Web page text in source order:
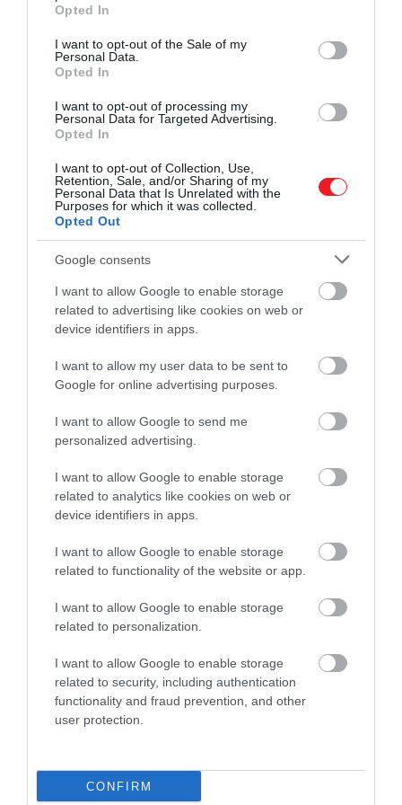
use your data for below specified purposes in below Google
consent section.
Opted In
I want to opt-out of the Sale of my
Personal Data.
Opted In
I want to opt-out of processing my
Personal Data for Targeted Advertising.
Opted In
I want to opt-out of Collection, Use,
Retention, Sale, and/or Sharing of my
Personal Data that Is Unrelated with the
Purposes for which it was collected.
Opted Out
Google consents
I want to allow Google to enable storage
related to advertising like cookies on web or
device identifiers in apps.
I want to allow my user data to be sent to
Google for online advertising purposes.
I want to allow Google to send me
personalized advertising.
I want to allow Google to enable storage
related to analytics like cookies on web or
device identifiers in apps.
I want to allow Google to enable storage
related to functionality of the website or app.
I want to allow Google to enable storage
related to personalization.
I want to allow Google to enable storage
related to security, including authentication
functionality and fraud prevention, and other
user protection.
CONFIRM
Wikimedia
Az agyhullámok mérésével a tudósok azt is
felfedezték, hogy a prekuneus – az agynak az a
része, amely a tudatosságot és a személyes
identitást irányítja – volt a legjobban stimulálva.
Ez volt az első ismert tanulmány, amely EEG és MRI
agyszkennerrel mérte a műalkotásokra adott
Olvasd el ezt is! Több milliárdért kelt el az
elveszettnek hitt Klimt-festmény
Minél tovább nézel valakit,
annál szebbé és vonzóbbá
válik. Miért ezt az alkotást
szeretik a legtöbben a
mestertől, és miért nem a
van benne